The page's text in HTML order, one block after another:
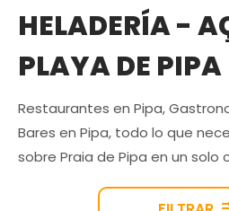
HELADERÍA -
PLAYA DE PIPA
Restaurantes en Pipa,
Bares en Pipa, todo lo que
sobre Praia de Pipa en un solo